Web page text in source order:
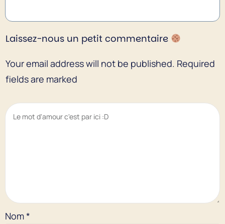
Laissez-nous un petit commentaire
Your email address will not be published. Required
fields are marked
Nom*